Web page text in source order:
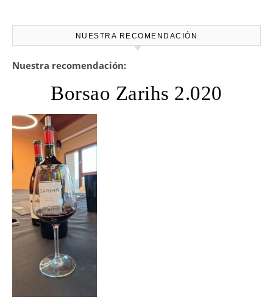
NUESTRA RECOMENDACIÓN
Nuestra recomendación:
Borsao Zarihs 2.020